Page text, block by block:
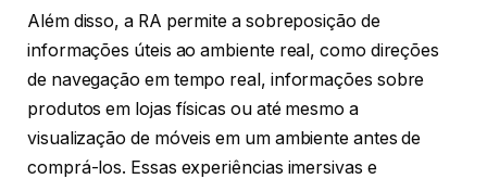
Além disso, a RA permite a sobreposição de
informações úteis ao ambiente real, como direções
de navegação em tempo real, informações sobre
produtos em lojas físicas ou até mesmo a
visualização de móveis em um ambiente antes de
comprá-los. Essas experiências imersivas e